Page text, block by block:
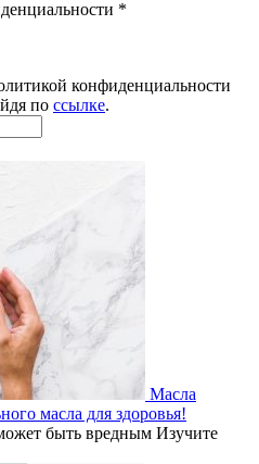
*
конфиденциальности
по ссылке.
Масла
масла для здоровья!
быть вредным Изучите